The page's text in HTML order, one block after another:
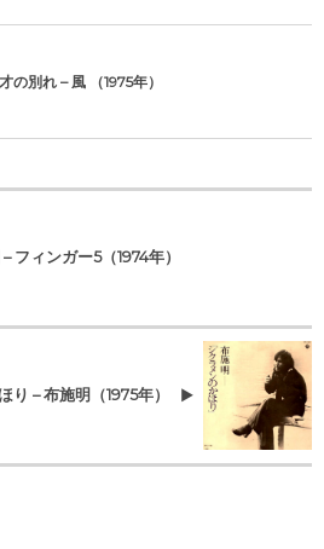
の別れ – 風 （1975年）
フィンガー5（1974年）
り – 布施明（1975年）